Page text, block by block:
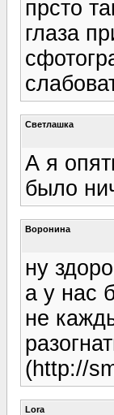
прсто
глаза
Светлашка
А я
было
Воронина
ну
а у нас
не
(http://
Lora